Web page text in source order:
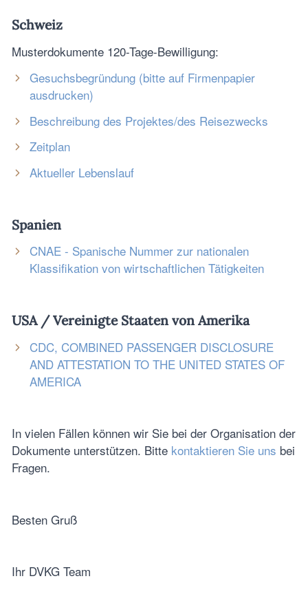
Schweiz
Musterdokumente 120-Tage-Bewilligung:
Gesuchsbegründung (bitte auf Firmenpapier
ausdrucken)
Beschreibung des Projektes/des Reisezwecks
Zeitplan
Aktueller Lebenslauf
Spanien
CNAE - Spanische Nummer zur nationalen
Klassifikation von wirtschaftlichen Tätigkeiten
USA / Vereinigte Staaten von Amerika
CDC, COMBINED PASSENGER DISCLOSURE
AND ATTESTATION TO THE UNITED STATES OF
AMERICA
In vielen Fällen können wir Sie bei der Organisation der
Dokumente unterstützen. Bitte kontaktieren Sie uns bei
Fragen.
Besten Gruß
Ihr DVKG Team